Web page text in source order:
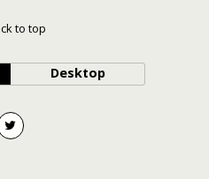
to top
Desktop